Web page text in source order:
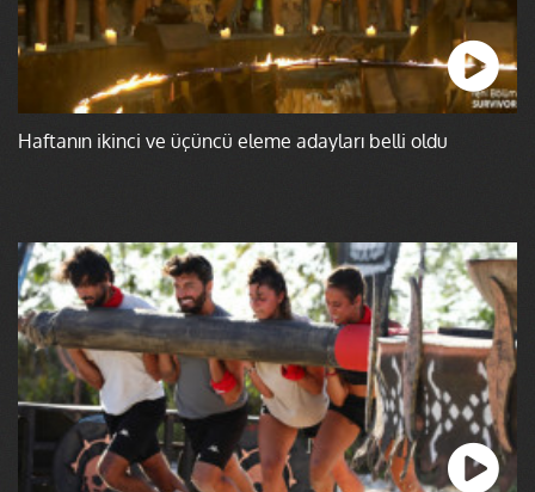
Haftanın ikinci ve üçüncü eleme adayları belli oldu